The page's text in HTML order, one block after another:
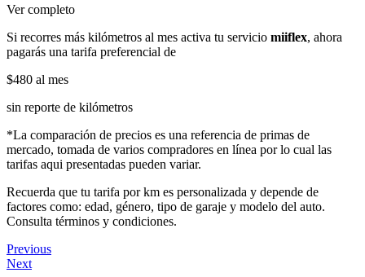
Ver completo
Si recorres más kilómetros al mes activa tu servicio miiflex, ahora
pagarás una tarifa preferencial de
$480 al mes
sin reporte de kilómetros
*La comparación de precios es una referencia de primas de
mercado, tomada de varios compradores en línea por lo cual las
tarifas aqui presentadas pueden variar.
Recuerda que tu tarifa por km es personalizada y depende de
factores como: edad, género, tipo de garaje y modelo del auto.
Consulta términos y condiciones.
Previous
Next